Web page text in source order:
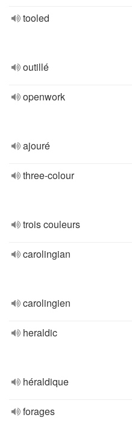
tooled
outillé
openwork
ajouré
three-colour
trois couleurs
carolingian
carolingien
heraldic
héraldique
forages